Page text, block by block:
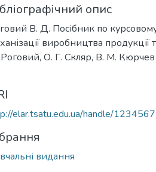
опис
В. Д. Посібник по
виробництва
О. Г. Скляр, В. М.
elar.tsatu.edu.ua/handle/
видання